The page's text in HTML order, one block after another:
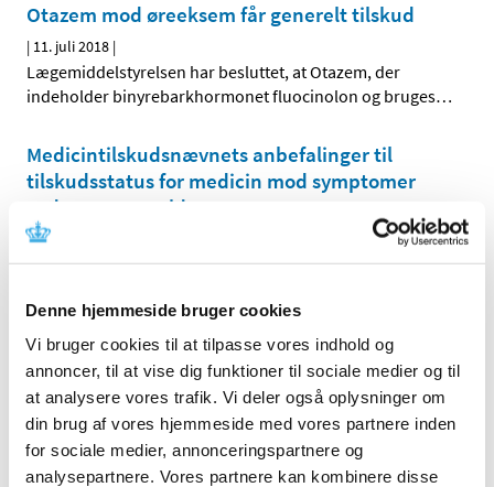
Denne hjemmeside bruger cookies
Vi bruger cookies til at tilpasse vores indhold og
annoncer, til at vise dig funktioner til sociale medier og til
at analysere vores trafik. Vi deler også oplysninger om
din brug af vores hjemmeside med vores partnere inden
for sociale medier, annonceringspartnere og
analysepartnere. Vores partnere kan kombinere disse
Otazem mod øreeksem får generelt tilskud
| 11. juli 2018 |
Lægemiddelstyrelsen har besluttet, at Otazem, der
indeholder binyrebarkhormonet fluocinolon og bruges…
Medicintilskudsnævnets anbefalinger til
tilskudsstatus for medicin mod symptomer
ved overgangsalder
|3. juli 2018
Medicintilskudsnævnet har revurderet tilskudsstatus for
Noget medicin mod forhøjet blodtryk får
generelt tilskud
|2. juli 2018|
Lægemiddelstyrelsen har besluttet, at medicin, der
indeholder telmisartan, telmisartan+hydrochlorthiazid